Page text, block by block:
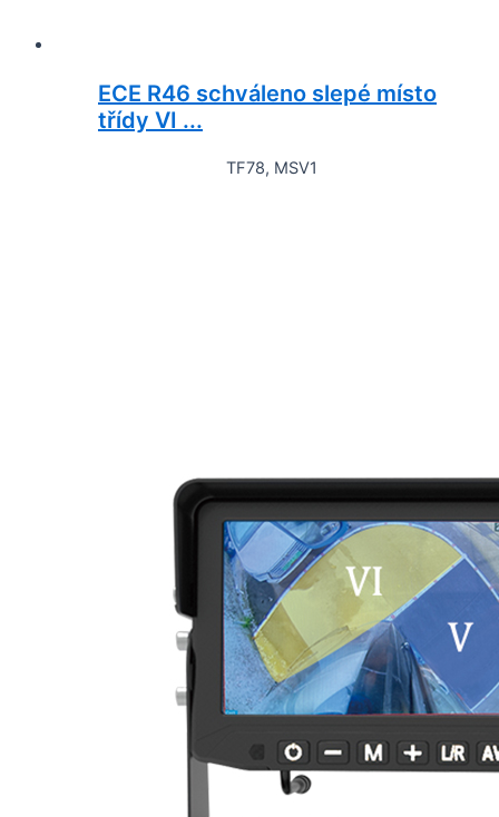
ECE R46 schváleno slepé místo
třídy VI ...
TF78, MSV1